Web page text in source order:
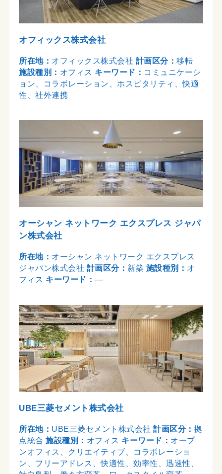
オフィックス株式会社
所在地： オフィックス株式会社 計画区分：移転
施設種別： オフィス キーワード： コミュニケーシ
ョン、コラボレーション、ホスピタリティ、快適
性、社外連携
オーシャン ネットワーク エクスプレス ジャパ
ン株式会社
所在地： オーシャン ネットワーク エクスプレス
ジャパン株式会社 計画区分： 新築 施設種別： オ
フィス キーワード：---
UBE三菱セメント株式会社
所在地： UBE三菱セメント株式会社計画区分： 拠
点統合施設種別： オフィス キーワード： オープ
ンオフィス、クリエイティブ、コラボレーショ
ン、フリーアドレス、快適性、効率性、迅速性、